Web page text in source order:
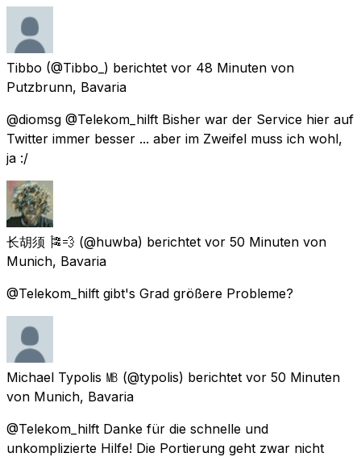
Tibbo (@Tibbo_) berichtet vor 48 Minuten von
Putzbrunn, Bavaria
@diomsg @Telekom_hilft Bisher war der Service hier auf
Twitter immer besser ... aber im Zweifel muss ich wohl,
ja :/
长胡须 🎏💨 (@huwba) berichtet vor 50 Minuten von
Munich, Bavaria
@Telekom_hilft gibt's Grad größere Probleme?
Michael Typolis ㎆ (@typolis) berichtet vor 50 Minuten
von Munich, Bavaria
@Telekom_hilft Danke für die schnelle und
unkomplizierte Hilfe! Die Portierung geht zwar nicht